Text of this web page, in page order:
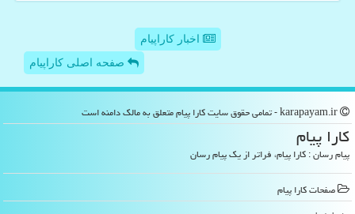
اخبار کاراپیام
صفحه اصلی کاراپیام
كارا پیام
پیام رسان : کارا پیام، فراتر از یک پیام رسان
صفحات كارا پیام